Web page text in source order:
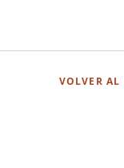
VOLVER